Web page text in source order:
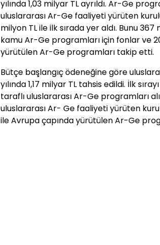
yılında 1,03 milyar TL ayrıldı. Ar-Ge
uluslararası Ar-Ge faaliyeti yürüten
milyon TL ile ilk sırada yer aldı. Bunu
kamu Ar-Ge programları için fonlar ve
yürütülen Ar-Ge programları takip etti.
Bütçe başlangıç ödeneğine göre
yılında 1,17 milyar TL tahsis edildi. İlk
taraflı uluslararası Ar-Ge programları
uluslararası Ar- Ge faaliyeti yürüten
ile Avrupa çapında yürütülen Ar-Ge